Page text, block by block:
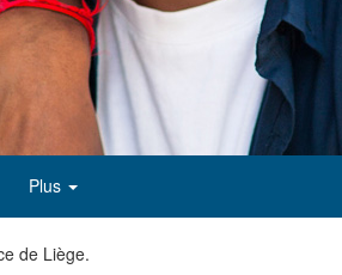
Plus
de Liège.